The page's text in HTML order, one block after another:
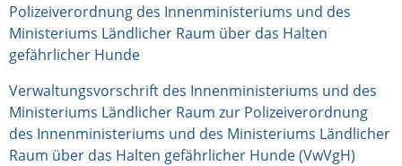
Polizeiverordnung des Innenministeriums und des
Ministeriums Ländlicher Raum über das Halten
gefährlicher Hunde
Verwaltungsvorschrift des Innenministeriums und des
Ministeriums Ländlicher Raum zur Polizeiverordnung
des Innenministeriums und des Ministeriums Ländlicher
Raum über das Halten gefährlicher Hunde (VwVgH)